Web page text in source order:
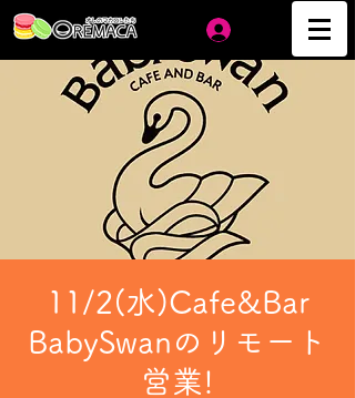
11/2(水)Cafe&Bar
BabySwanのリモート
営業!